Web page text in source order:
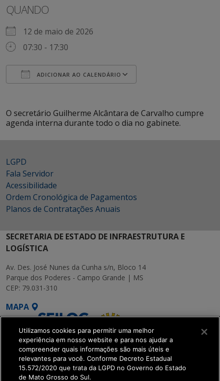
QUANDO
12 de maio de 2026
07:30 - 17:30
ADICIONAR AO CALENDÁRIO
O secretário Guilherme Alcântara de Carvalho cumpre
agenda interna durante todo o dia no gabinete.
LGPD
Fala Servidor
Acessibilidade
Ordem Cronológica de Pagamentos
Planos de Contratações Anuais
SECRETARIA DE ESTADO DE INFRAESTRUTURA E
LOGÍSTICA
Av. Des. José Nunes da Cunha s/n, Bloco 14
Parque dos Poderes - Campo Grande | MS
CEP: 79.031-310
MAPA
SETDIG | Secretaria-
Utilizamos cookies para permitir uma melhor
experiência em nosso website e para nos ajudar a
compreender quais informações são mais úteis e
relevantes para você. Conforme Decreto Estadual
15.572/2020 que trata da LGPD no Governo do Estado
de Mato Grosso do Sul.